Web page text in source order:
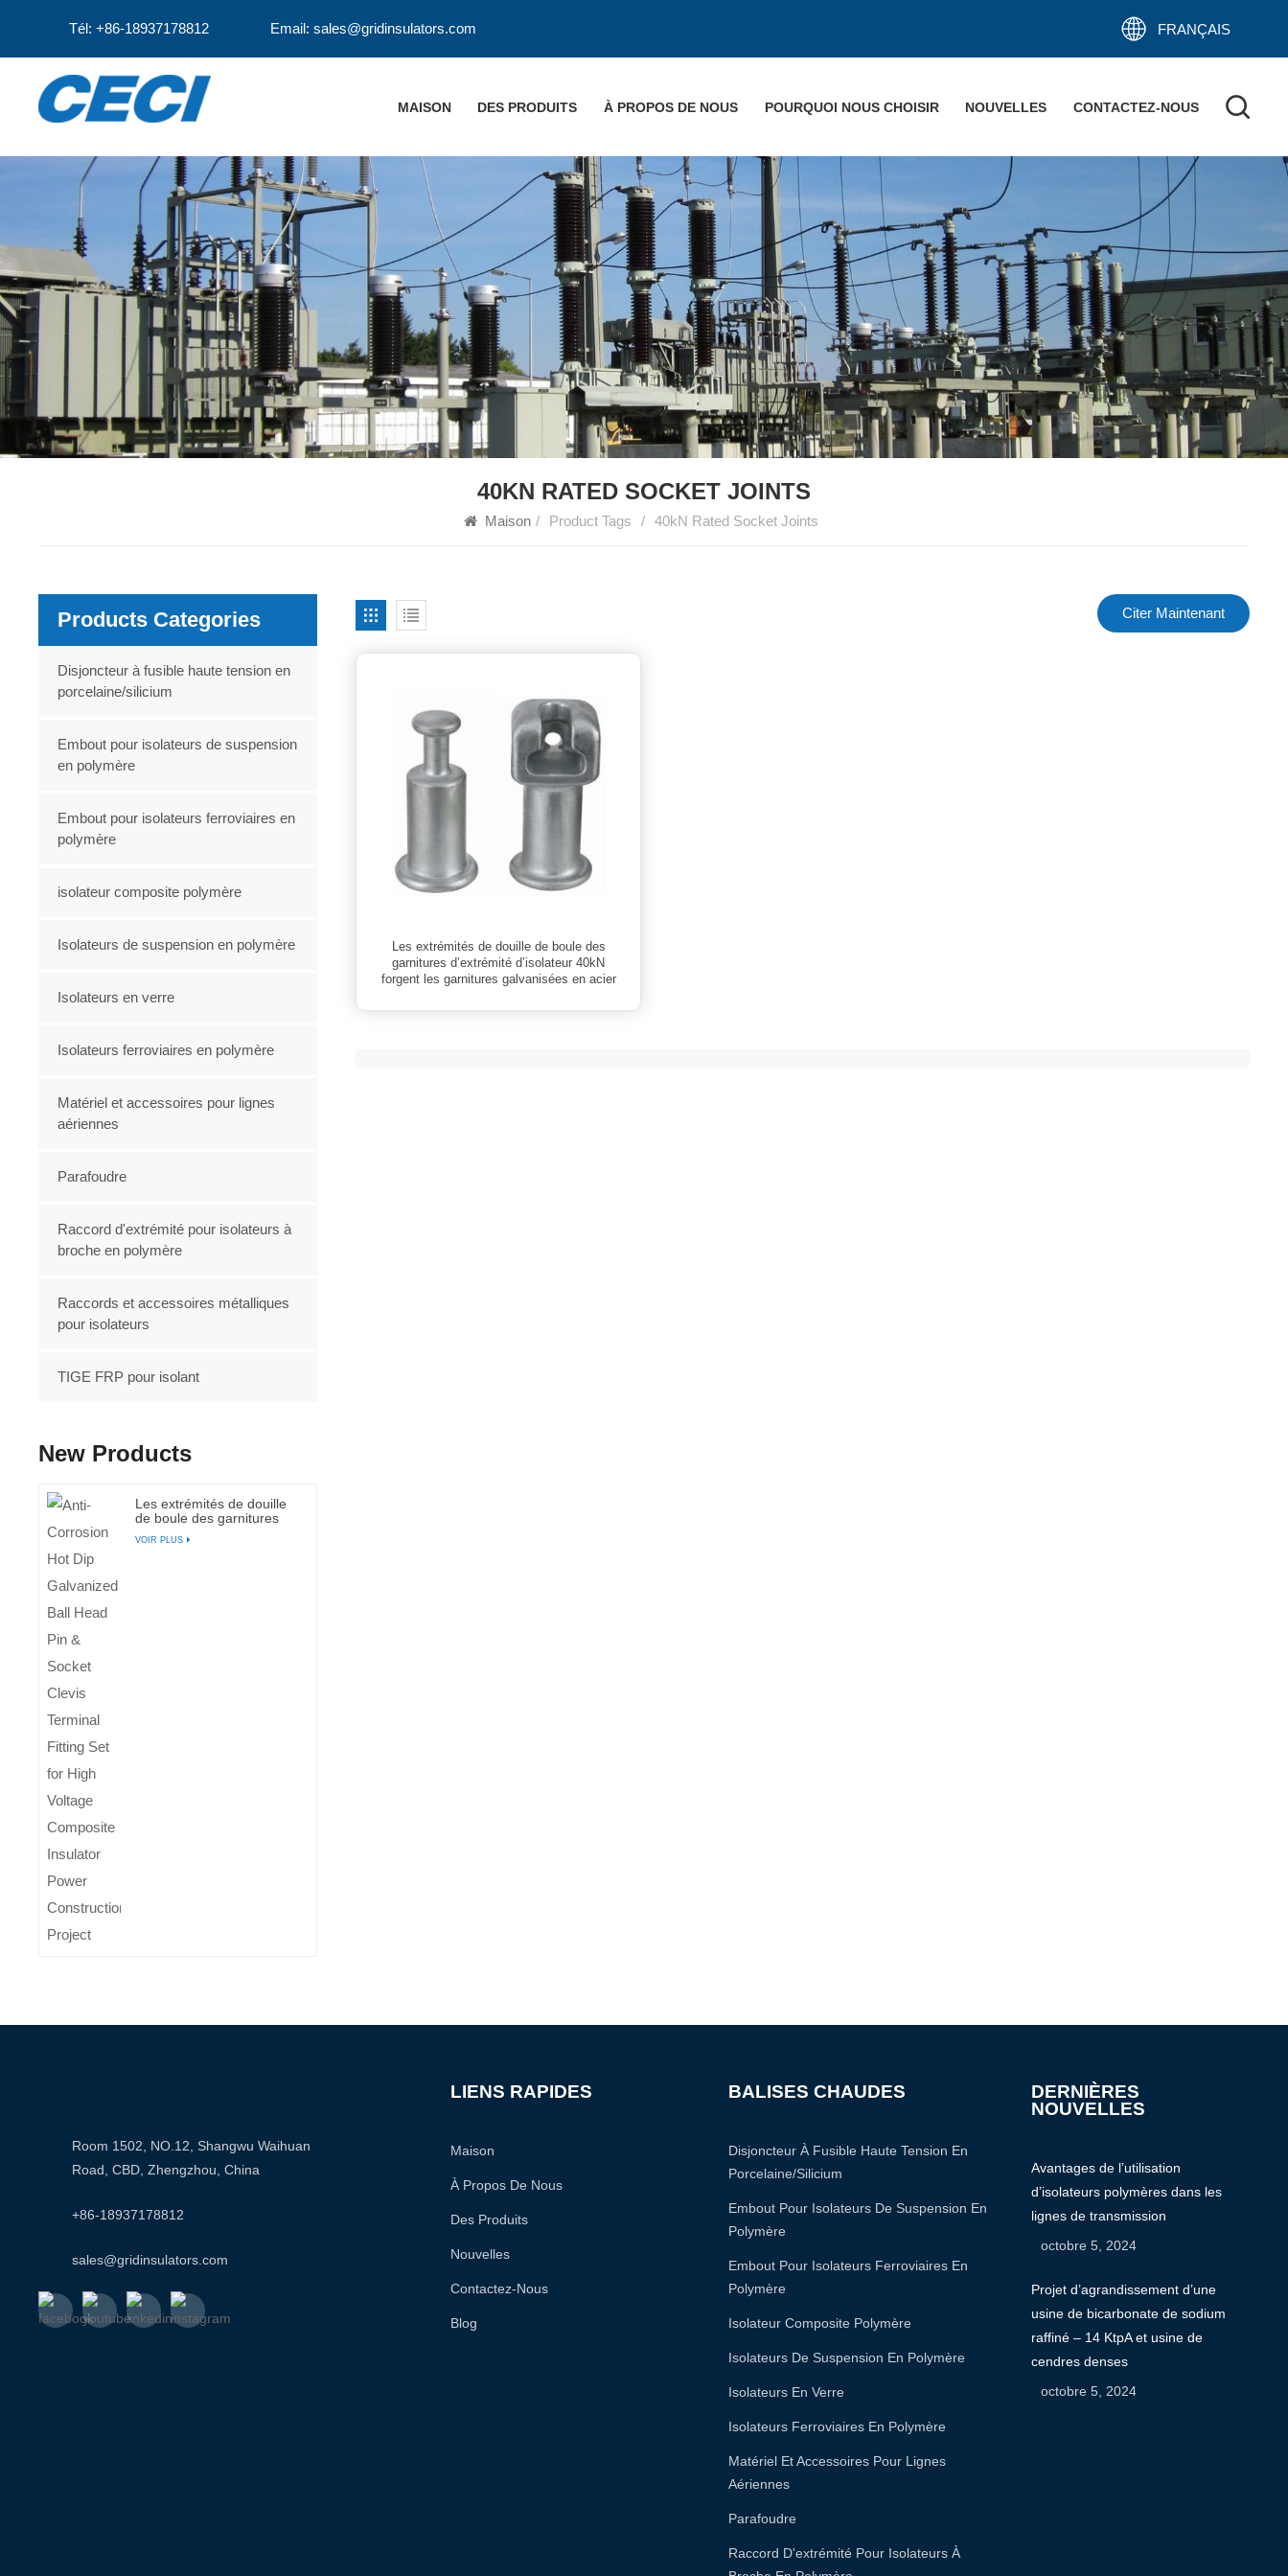
Tél: +86-18937178812 Email: sales@gridinsulators.com FRANÇAIS
MAISON DES PRODUITS À PROPOS DE NOUS POURQUOI NOUS CHOISIR NOUVELLES CONTACTEZ-NOUS
40KN RATED SOCKET JOINTS
Maison / Product Tags / 40kN Rated Socket Joints
Citer Maintenant
Les extrémités de douille de boule des
garnitures d’extrémité d’isolateur 40kN
forgent les garnitures galvanisées en acier
Products Categories
Disjoncteur à fusible haute tension en
porcelaine/silicium
Embout pour isolateurs de suspension
en polymère
Embout pour isolateurs ferroviaires en
polymère
isolateur composite polymère
Isolateurs de suspension en polymère
Isolateurs en verre
Isolateurs ferroviaires en polymère
Matériel et accessoires pour lignes
aériennes
Parafoudre
Raccord d'extrémité pour isolateurs à
broche en polymère
Raccords et accessoires métalliques
pour isolateurs
TIGE FRP pour isolant
New Products
Les extrémités de douille
de boule des garnitures
40kN forgent les
VOIR PLUS
Room 1502, NO.12, Shangwu Waihuan
Road, CBD, Zhengzhou, China
+86-18937178812
sales@gridinsulators.com
LIENS RAPIDES
Maison
À Propos De Nous
Des Produits
Nouvelles
Contactez-Nous
Blog
BALISES CHAUDES
Disjoncteur À Fusible Haute Tension En
Porcelaine/silicium
Embout Pour Isolateurs De Suspension En
Polymère
Embout Pour Isolateurs Ferroviaires En
Polymère
Isolateur Composite Polymère
Isolateurs De Suspension En Polymère
Isolateurs En Verre
Isolateurs Ferroviaires En Polymère
Matériel Et Accessoires Pour Lignes
Aériennes
Parafoudre
Raccord D'extrémité Pour Isolateurs À
DERNIÈRES
NOUVELLES
Avantages de l’utilisation
d’isolateurs polymères dans les
lignes de transmission
octobre 5, 2024
Projet d’agrandissement d’une
usine de bicarbonate de sodium
raffiné – 14 KtpA et usine de
cendres denses
octobre 5, 2024